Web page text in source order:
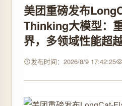
美团重磅发布
Thinking大模型：
界，多领域性能超
发布时间：2026/8/9 17:42:25